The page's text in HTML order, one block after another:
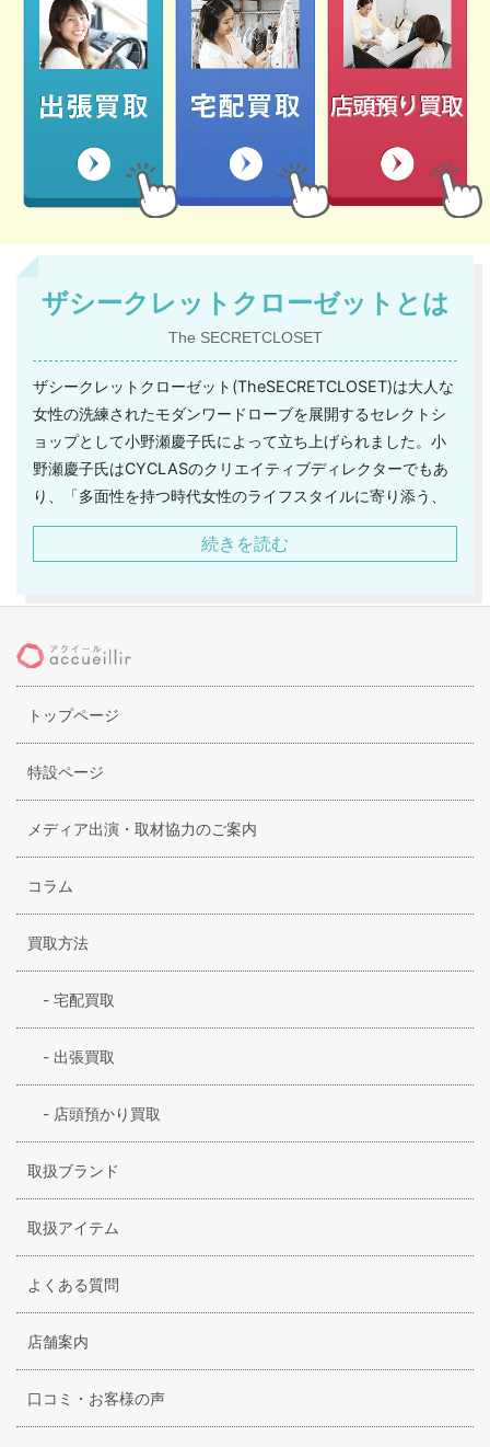
ザシークレットクローゼットとは
The SECRETCLOSET
ザシークレットクローゼット(TheSECRETCLOSET)は大人な
女性の洗練されたモダンワードローブを展開するセレクトシ
ョップとして小野瀬慶子氏によって立ち上げられました。小
野瀬慶子氏はCYCLASのクリエイティブディレクターでもあ
り、「多面性を持つ時代女性のライフスタイルに寄り添う、
多様なワードロープ」を提案していくことをコンセプトに、
上品かつ最先端なアイテムをセレクトしています。2016年よ
ブランド名が変わりましたが、春にはパリコレでも発表をす
グ、アクセサリー、食器、キャンドルなど幅広く展開してお
り、どのアイテムも洗練された大人な雰囲気を醸し出してい
ます。雑誌掲載も多くお洒落コーデｋらオフィスカジュアル
まで着こなすことができる大人女性にピッタリのアイテムを
幅広く展開しているブランドとなります。
続きを読む
トップページ
特設ページ
メディア出演・取材協力のご案内
コラム
買取方法
- 宅配買取
- 出張買取
- 店頭預かり買取
取扱ブランド
取扱アイテム
よくある質問
店舗案内
口コミ・お客様の声